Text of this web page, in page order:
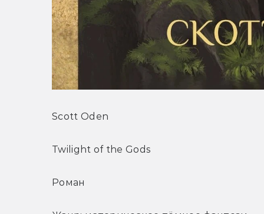
Scott Oden
Twilight of the Gods
Роман